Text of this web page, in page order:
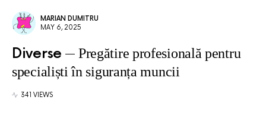
MARIAN DUMITRU
MAY 6, 2025
Diverse
Pregătire profesională pentru
specialiști în siguranța muncii
341 VIEWS